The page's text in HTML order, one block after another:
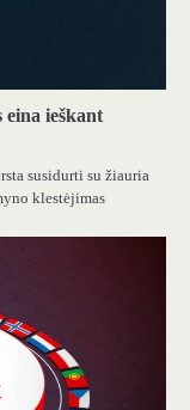
ieškant
susidurti su žiauria
klestėjimas